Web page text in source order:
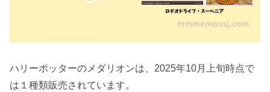
ハリーポッターのメダリオンは、2025年10月上旬時点で
は１種類販売されています。